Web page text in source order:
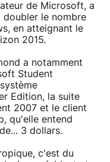
de Microsoft, a
doubler le nombre
en atteignant le
2015.
a notamment
Student
Edition, la suite
2007 et le client
qu'elle entend
3 dollars.
c'est du